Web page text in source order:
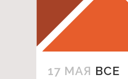
17 МАЯ ВСЕ